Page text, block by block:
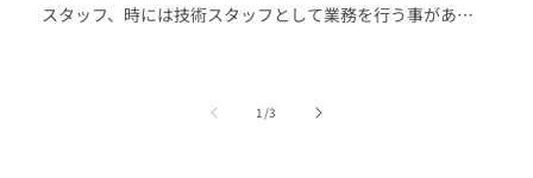
スタッフ、時には技術スタッフとして業務を行う事があり
からでも構いませんので ぜひお問合せください。 〇雇用形
1/の
3